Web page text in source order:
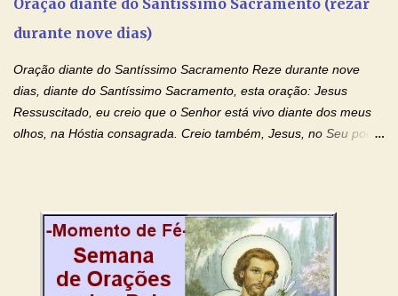
e a força para fazer triunfar, na sua vida, o heroísmo das virtudes
monásticas: a obediência, a castidade e a voluntária pobreza, e
milagres e gra...
Oração diante do Santíssimo Sacramento (rezar
durante nove dias)
Oração diante do Santíssimo Sacramento Reze durante nove
dias, diante do Santíssimo Sacramento, esta oração: Jesus
Ressuscitado, eu creio que o Senhor está vivo diante dos meus
olhos, na Hóstia consagrada. Creio também, Jesus, no Seu poder
creio, Jesus, e clamo que este Sangue seja agora derramado
sobre mim e sobre todos os meus familiares. Eu peço, Senhor
Jesus, que, pelo poder libertador e salvítico deste Sangue,
possamos nos livrar de toda opressão diabólica que possa estar